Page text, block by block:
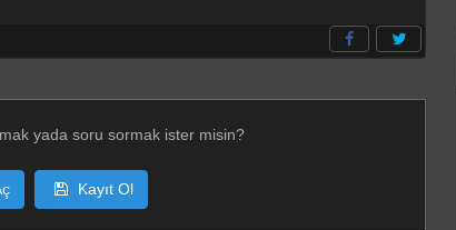
yada soru sormak ister misin?
Kayıt Ol